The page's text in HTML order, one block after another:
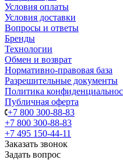
Условия оплаты
Условия доставки
Вопросы и ответы
Бренды
Технологии
Обмен и возврат
Нормативно-правовая база
Разрешительные документы
Политика
Публичная оферта
+7 800 300-88-83
+7 800 300-88-83
+7 495 150-44-11
Заказать звонок
Задать вопрос